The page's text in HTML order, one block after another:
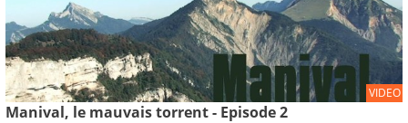
VIDEO
Manival, le mauvais torrent - Episode 2